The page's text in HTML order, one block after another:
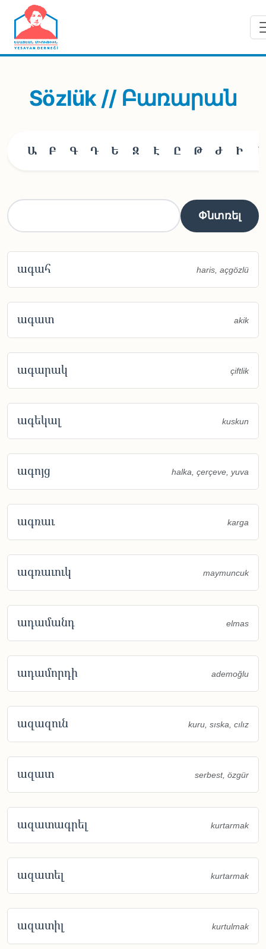
Skip to main content
Sözlük // Բառարան
Ա Բ Գ Դ Ե Զ Է Ը Թ Ժ Ի Լ
ագահ haris, açgözlü
ագատ akik
ագարակ çiftlik
ագեկալ kuskun
ագոյց halka, çerçeve, yuva
ագռաւ karga
ագռաւուկ maymuncuk
ադամանդ elmas
ադամորդի ademoğlu
ազազուն kuru, sıska, cılız
ազատ serbest, özgür
ազատագրել kurtarmak
ազատել kurtarmak
ազատիլ kurtulmak